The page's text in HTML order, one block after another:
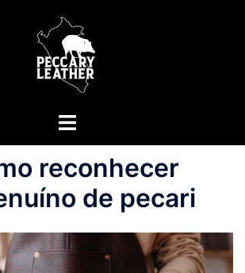
Alternar
reconhecer
de pecari